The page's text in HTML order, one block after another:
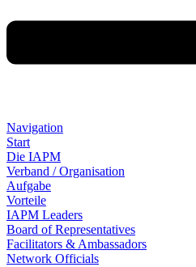
Navigation
Start
Die IAPM
Verband / Organisation
Aufgabe
Vorteile
IAPM Leaders
Board of Representatives
Facilitators & Ambassadors
Network Officials